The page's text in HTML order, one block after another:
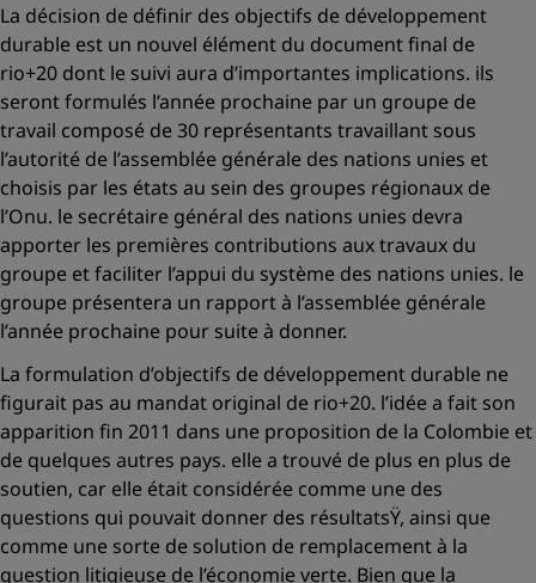
La décision de définir des objectifs de développement
durable est un nouvel élément du document final de
rio+20 dont le suivi aura d’importantes implications. ils
seront formulés l’année prochaine par un groupe de
travail composé de 30 représentants travaillant sous
l’autorité de l’assemblée générale des nations unies et
choisis par les états au sein des groupes régionaux de
l’Onu. le secrétaire général des nations unies devra
apporter les premières contributions aux travaux du
groupe et faciliter l’appui du système des nations unies. le
groupe présentera un rapport à l’assemblée générale
l’année prochaine pour suite à donner.
La formulation d’objectifs de développement durable ne
figurait pas au mandat original de rio+20. l’idée a fait son
apparition fin 2011 dans une proposition de la Colombie et
de quelques autres pays. elle a trouvé de plus en plus de
soutien, car elle était considérée comme une des
questions qui pouvait donner des résultatsŸ, ainsi que
comme une sorte de solution de remplacement à la
question litigieuse de l’économie verte. Bien que la